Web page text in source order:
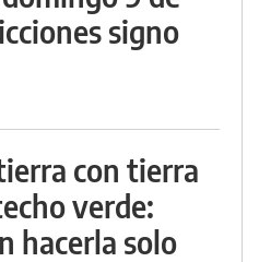
signo
con tierra
verde:
hacerla solo